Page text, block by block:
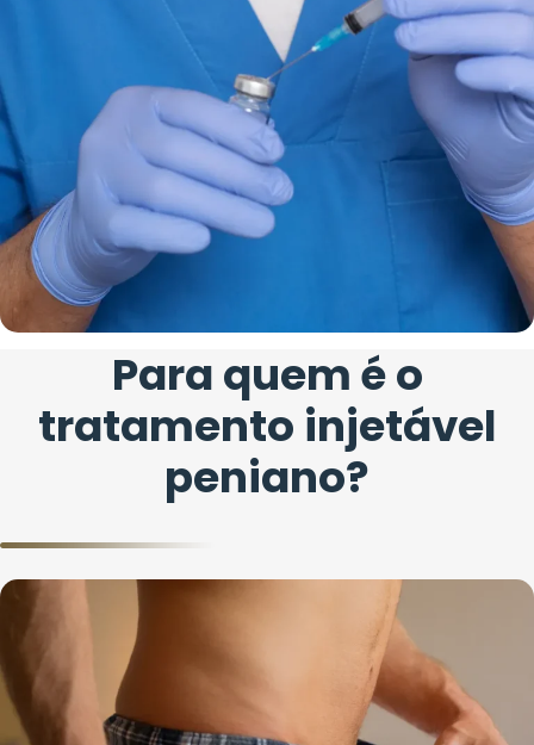
Para quem é o
tratamento injetável
peniano?